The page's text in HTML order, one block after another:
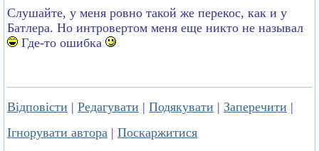
Слушайте, у меня ровно такой же перекос, как и у
Батлера. Но интровертом меня еще никто не называл
Где-то ошибка
Відповісти | Редагувати | Подякувати | Заперечити |
Ігнорувати автора | Поскаржитися